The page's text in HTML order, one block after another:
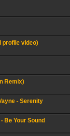
profile video)
Remix)
- Serenity
Be Your Sound